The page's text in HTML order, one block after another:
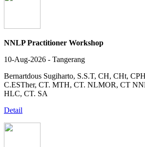
NNLP Practitioner Workshop
10-Aug-2026 - Tangerang
Bernartdous Sugiharto, S.S.T, CH, CHt,
C.ESTher, CT. MTH, CT. NLMOR, CT
HLC, CT. SA
Detail